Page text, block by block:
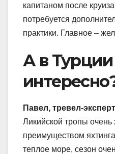
капитаном после
потребуется
практики. Главное –
А в Турции
Павел, тревел-
Ликийской тропы
преимуществом
теплое море, сезон